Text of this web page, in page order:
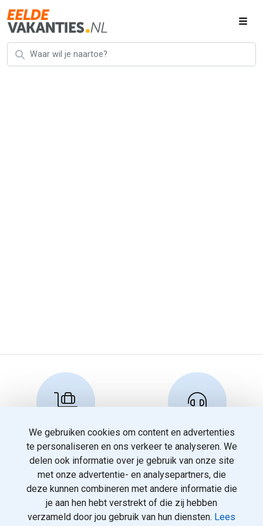
Reserveren en info
info@travelnoord.nl
Klantenservice
088 - 058 0500
We gebruiken cookies om content en advertenties
te personaliseren en ons verkeer te analyseren. We
delen ook informatie over je gebruik van onze site
met onze advertentie- en analysepartners, die
deze kunnen combineren met andere informatie die
je aan hen hebt verstrekt of die zij hebben
verzameld door jou gebruik van hun diensten. Lees